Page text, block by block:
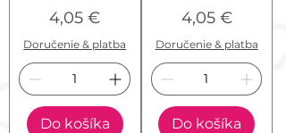
Cena
4,05 €
Doručenie & platba
Do košíka
Cena
4,05 €
Doručenie & platba
Do košíka